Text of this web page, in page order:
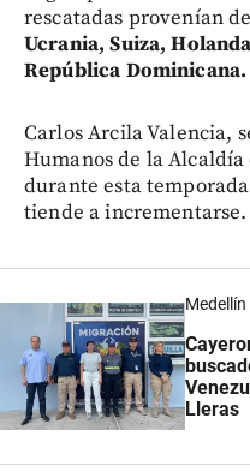
rescatadas provenían
Ucrania, Suiza,
República Dominicana.
Carlos Arcila Valencia,
Humanos de la
durante esta
tiende a incrementarse.
Medellín
Lleras